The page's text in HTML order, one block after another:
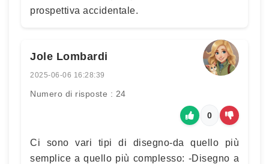
prospettiva accidentale.
Jole Lombardi
2025-06-06 16:28:39
Numero di risposte : 24
0
Ci sono vari tipi di disegno-da quello più
semplice a quello più complesso: -Disegno a